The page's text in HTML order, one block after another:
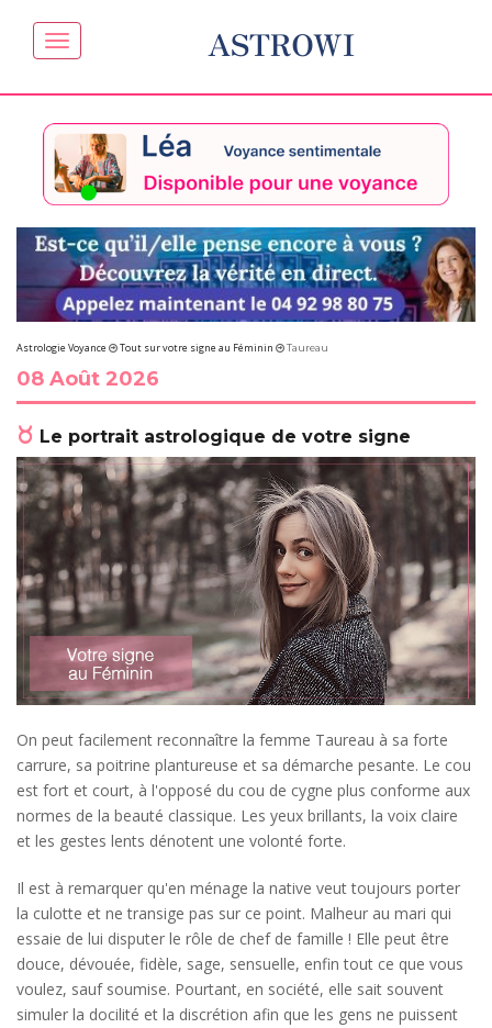
ASTROWI
Astrologie Voyance Tout sur votre signe au Féminin Taureau
08 Août 2026
Le portrait astrologique de votre signe
On peut facilement reconnaître la femme Taureau à sa forte
carrure, sa poitrine plantureuse et sa démarche pesante. Le cou
est fort et court, à l'opposé du cou de cygne plus conforme aux
normes de la beauté classique. Les yeux brillants, la voix claire
et les gestes lents dénotent une volonté forte.
Il est à remarquer qu'en ménage la native veut toujours porter
la culotte et ne transige pas sur ce point. Malheur au mari qui
essaie de lui disputer le rôle de chef de famille ! Elle peut être
douce, dévouée, fidèle, sage, sensuelle, enfin tout ce que vous
voulez, sauf soumise. Pourtant, en société, elle sait souvent
simuler la docilité et la discrétion afin que les gens ne puissent